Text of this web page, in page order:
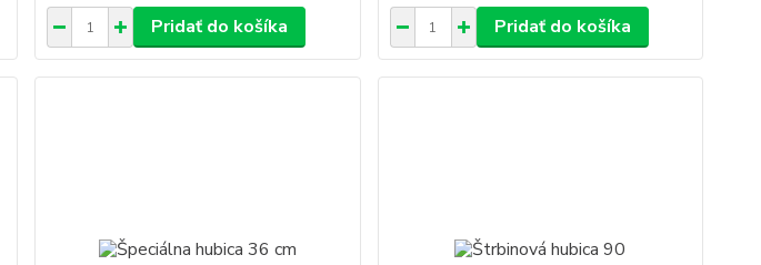
Pridať do košíka Pridať do košíka